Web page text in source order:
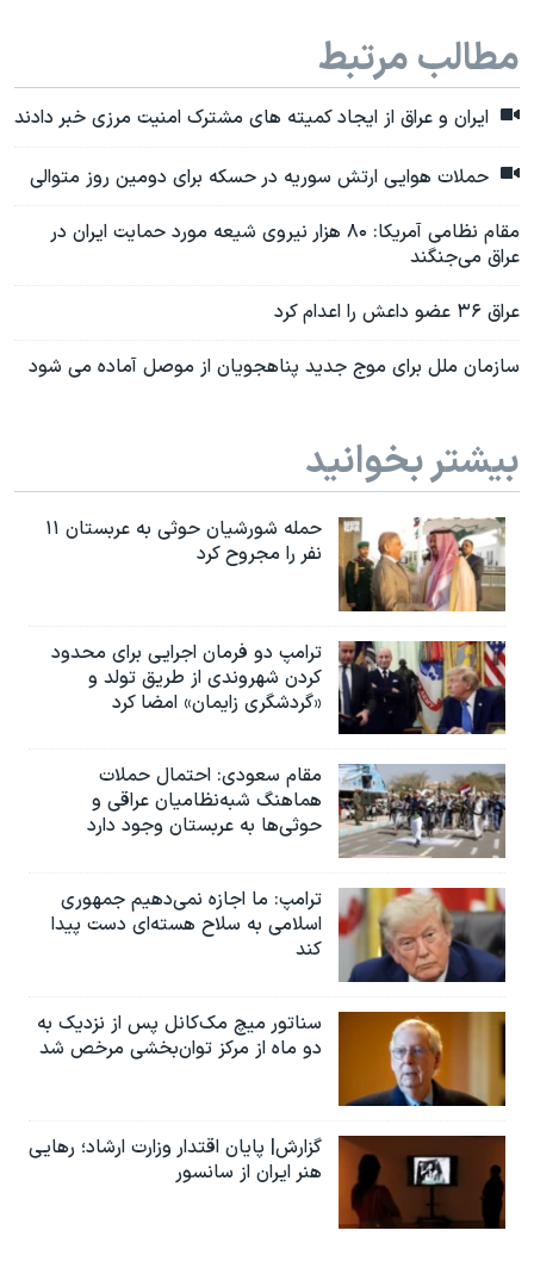
مطالب مرتبط
ايران و عراق از ايجاد كميته های مشترک امنيت مرزی خبر دادند
حملات هوایی ارتش سوريه در حسكه برای دومين روز متوالی
مقام نظامی آمریکا: ۸۰ هزار نیروی شیعه مورد حمایت ایران در
عراق می‌جنگند
عراق ۳۶ عضو داعش را اعدام کرد
سازمان ملل برای موج جدید پناهجویان از موصل آماده می شود
بیشتر بخوانید
حمله شورشیان حوثی به عربستان ۱۱
نفر را مجروح کرد
ترامپ دو فرمان اجرایی برای محدود
کردن شهروندی از طریق تولد و
«گردشگری زایمان» امضا کرد
مقام سعودی: احتمال حملات
هماهنگ شبه‌نظامیان عراقی و
حوثی‌ها به عربستان وجود دارد
ترامپ: ما اجازه نمی‌دهیم جمهوری
اسلامی به سلاح هسته‌ای دست پیدا
کند
سناتور میچ مک‌کانل پس از نزدیک به
دو ماه از مرکز توان‌بخشی مرخص شد
گزارش| پایان اقتدار وزارت ارشاد؛ رهایی
هنر ایران از سانسور